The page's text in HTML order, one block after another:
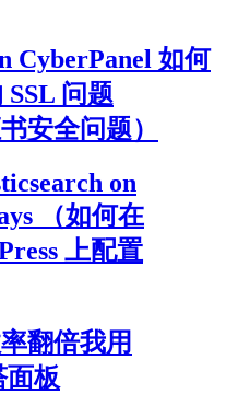
CyberPanel 如何
SSL 问题
安全问题）
on
（如何在
上配置
翻倍我用
面板